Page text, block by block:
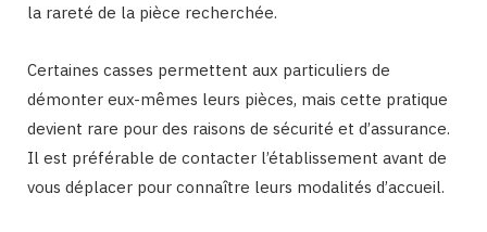
la rareté de la pièce recherchée.
Certaines casses permettent aux particuliers de
démonter eux-mêmes leurs pièces, mais cette pratique
devient rare pour des raisons de sécurité et d’assurance.
Il est préférable de contacter l’établissement avant de
vous déplacer pour connaître leurs modalités d’accueil.